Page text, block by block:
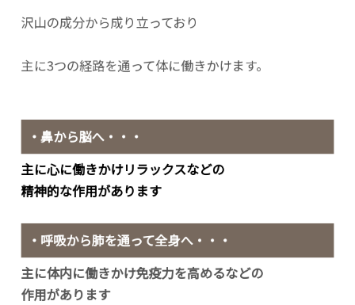
沢山の成分から成り立っており
主に3つの経路を通って体に働きかけます。
・鼻から脳へ・・・
主に心に働きかけリラックスなどの
精神的な作用があります
・呼吸から肺を通って全身へ・・・
主に体内に働きかけ免疫力を高めるなどの
作用があります